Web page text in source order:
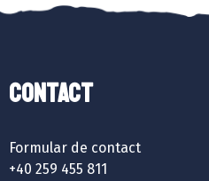
Contact
Formular de contact
+40 259 455 811